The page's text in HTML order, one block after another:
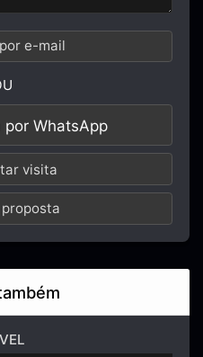
e-mail
por WhatsApp
visita